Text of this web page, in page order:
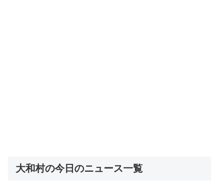
大和村の今日のニュース一覧